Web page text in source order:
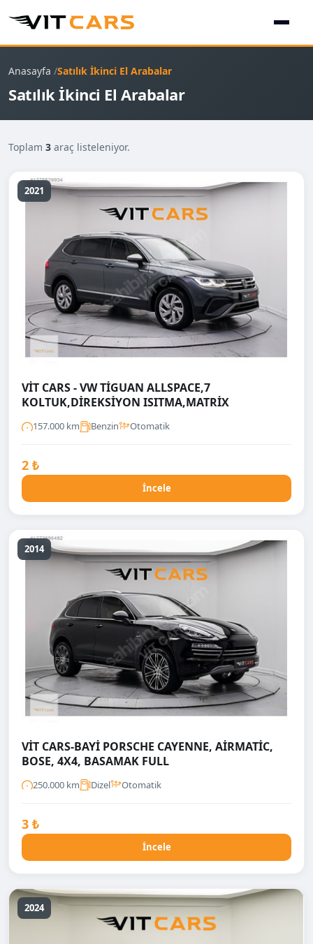
Anasayfa Satılık İkinci El Arabalar
Satılık İkinci El Arabalar
Toplam 3 araç listeleniyor.
2021
VİT CARS - VW TİGUAN ALLSPACE,7
KOLTUK,DİREKSİYON ISITMA,MATRİX
157.000 km Benzin Otomatik
2 ₺
İncele
2014
VİT CARS-BAYİ PORSCHE CAYENNE, AİRMATİC,
BOSE, 4X4, BASAMAK FULL
250.000 km Dizel Otomatik
3 ₺
İncele
2024